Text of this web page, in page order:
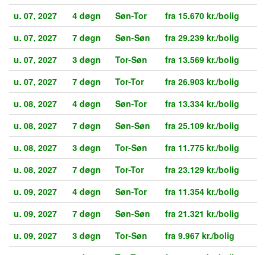
u. 07, 2027
4 døgn Søn-Tor
fra 15.670 kr./bolig
u. 07, 2027
7 døgn Søn-Søn
fra 29.239 kr./bolig
u. 07, 2027
3 døgn Tor-Søn
fra 13.569 kr./bolig
u. 07, 2027
7 døgn Tor-Tor
fra 26.903 kr./bolig
u. 08, 2027
4 døgn Søn-Tor
fra 13.334 kr./bolig
u. 08, 2027
7 døgn Søn-Søn
fra 25.109 kr./bolig
u. 08, 2027
3 døgn Tor-Søn
fra 11.775 kr./bolig
u. 08, 2027
7 døgn Tor-Tor
fra 23.129 kr./bolig
u. 09, 2027
4 døgn Søn-Tor
fra 11.354 kr./bolig
u. 09, 2027
7 døgn Søn-Søn
fra 21.321 kr./bolig
u. 09, 2027
3 døgn Tor-Søn
fra 9.967 kr./bolig